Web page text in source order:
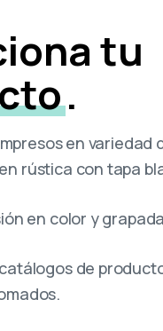
tu
.
en variedad
rústica con tapa
en color y
de